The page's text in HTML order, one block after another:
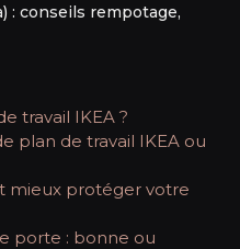
: conseils rempotage,
travail IKEA ?
plan de travail IKEA ou
mieux protéger votre
porte : bonne ou